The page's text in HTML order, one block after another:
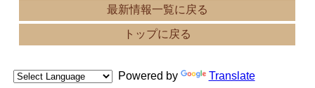
最新情報一覧に戻る
トップに戻る
Powered by Translate